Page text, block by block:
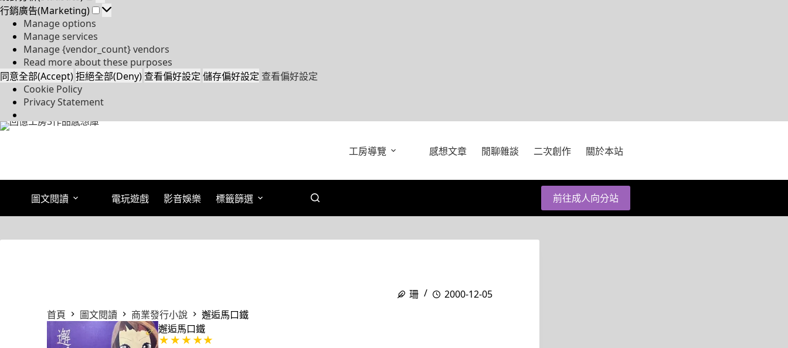
設
定
計
分
(Statistics)
行銷廣告(Marketing)
行
銷
告
(Marketing)
Manage options
Manage services
Manage {vendor_count} vendors
Read more about these purposes
同意全部(Accept)拒絕全部(Deny) 查看偏好設定 儲存偏好設定 查看偏好設定
Cookie Policy
Privacy Statement
跳
工房導覽 感想文章 閒聊雜談 二次創作 關於本站
圖文閱讀 電玩遊戲 影音娛樂 標籤篩選 前往成人向分站
珊
2000-12-05
首頁
圖文閱讀 商業發行小說
邂逅馬口鐵
邂逅馬口鐵